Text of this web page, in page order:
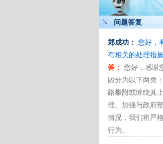
问题答复
郑成功： 您好，
有相关的处理措
答： 您好，感谢
因分为以下两类
路攀附或缠绕其
理。加强与政府
情况，我们将严
行为。